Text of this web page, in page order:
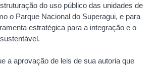
do uso público das unidades de
o Parque Nacional do Superagui, e para
estratégica para a integração e o
a aprovação de leis de sua autoria que